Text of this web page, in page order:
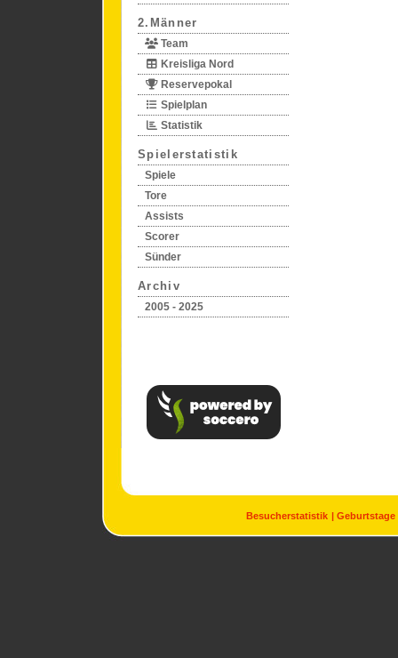
2.Männer
Team
Kreisliga Nord
Reservepokal
Spielplan
Statistik
Spielerstatistik
Spiele
Tore
Assists
Scorer
Sünder
Archiv
2005 - 2025
Besucherstatistik Geburtstage